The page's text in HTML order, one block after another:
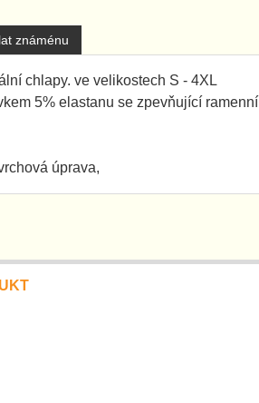
známénu
chlapy. ve velikostech S - 4XL
5% elastanu se zpevňující
úprava,